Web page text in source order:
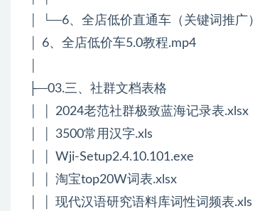
│ └─6、全店低价直通车（关键词推广）
│ 6、全店低价车5.0教程.mp4
├─03.三、社群文档表格
│ │ 2024老范社群极致蓝海记录表.xlsx
│ │ 3500常用汉字.xls
│ │ Wji-Setup2.4.10.101.exe
│ │ 淘宝top20W词表.xlsx
│ │ 现代汉语研究语料库词性词频表.xls